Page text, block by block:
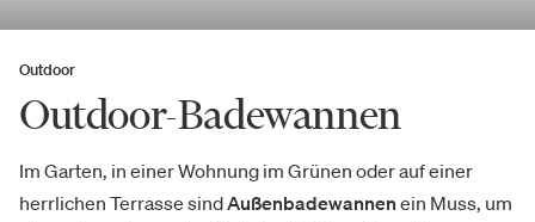
Outdoor
Outdoor-Badewannen
Im Garten, in einer Wohnung im Grünen oder auf einer
herrlichen Terrasse sindAußenbadewannen ein Muss, um